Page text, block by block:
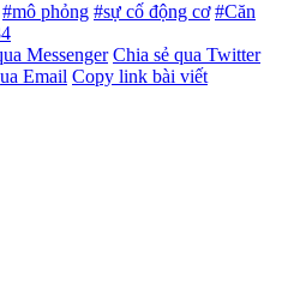
#mô phỏng #sự cố động cơ #Căn
Messenger Chia sẻ qua Twitter
Email Copy link bài viết